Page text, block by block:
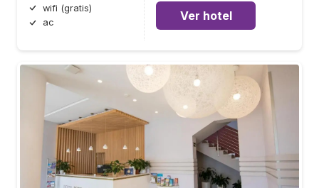
wifi (gratis)
ac
Ver hotel